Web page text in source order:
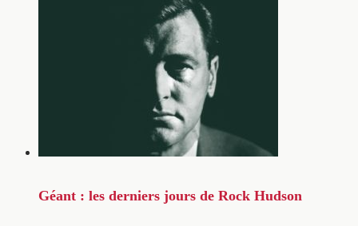
Géant : les derniers jours de Rock Hudson